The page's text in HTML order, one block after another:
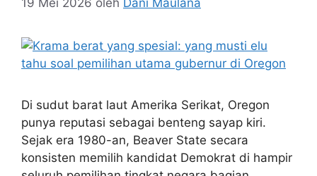
Di sudut barat laut Amerika Serikat, Oregon
punya reputasi sebagai benteng sayap kiri.
Sejak era 1980-an, Beaver State secara
konsisten memilih kandidat Demokrat di hampir